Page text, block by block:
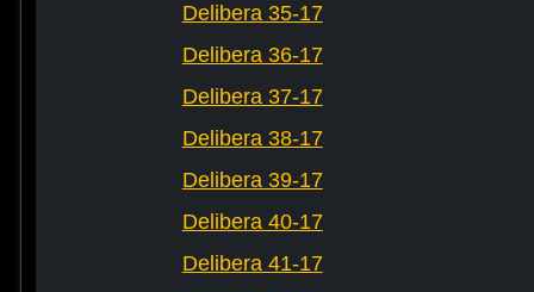
Delibera 35-17
Delibera 36-17
Delibera 37-17
Delibera 38-17
Delibera 39-17
Delibera 40-17
Delibera 41-17